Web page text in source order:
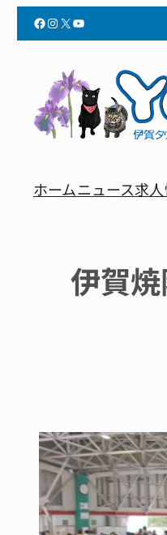
Facebook InstagramX YouTube
ホームニュース求
伊賀